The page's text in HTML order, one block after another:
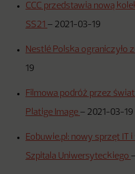
CCC przedstawia nową
SS21 – 2021-03-19
Nestlé Polska ograniczyło
19
Filmowa podróż przez
Platige Image – 2021-03-19
Eobuwie.pl: nowy sprzęt IT
Szpitala Uniwersyteckiego